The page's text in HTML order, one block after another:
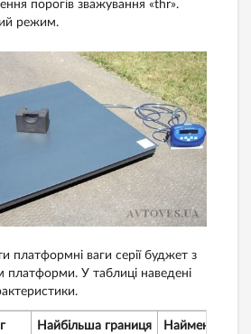
порогів зважування «thr».
режим.
платформні ваги серії буджет з
платформи. У таблиці наведені
Найбільша границя
Найменша